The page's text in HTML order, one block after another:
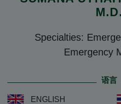
M.D.
Specialties:
Emergency
语言
ENGLISH